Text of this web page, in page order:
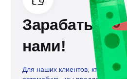
нами!
Для наших клиентов, кто уже